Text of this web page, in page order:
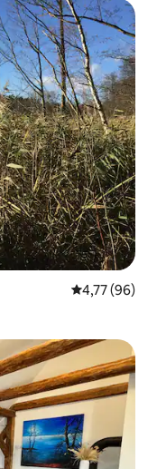
Évaluation
4,77 (96)